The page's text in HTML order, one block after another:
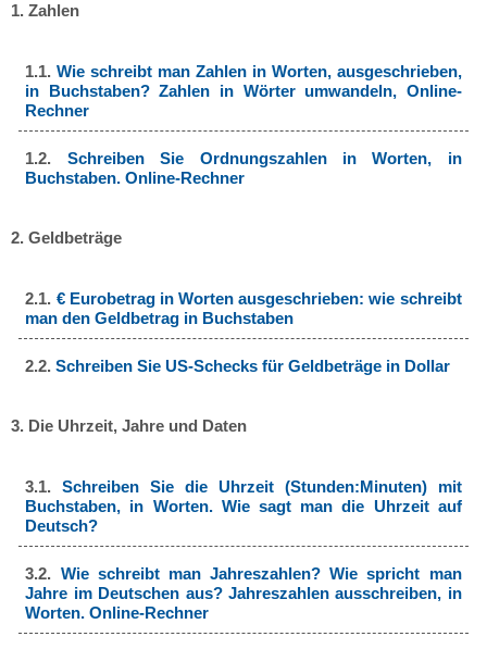
1. Zahlen
1.1.Wie schreibt man Zahlen in Worten, ausgeschrieben,
in Buchstaben? Zahlen in Wörter umwandeln, Online-
Rechner
1.2. Schreiben Sie Ordnungszahlen in Worten, in
Buchstaben. Online-Rechner
2. Geldbeträge
2.1. € Eurobetrag in Worten ausgeschrieben: wie schreibt
man den Geldbetrag in Buchstaben
2.2.Schreiben Sie US-Schecks für Geldbeträge in Dollar
3. Die Uhrzeit, Jahre und Daten
3.1.Schreiben Sie die Uhrzeit (Stunden:Minuten) mit
Buchstaben, in Worten. Wie sagt man die Uhrzeit auf
Deutsch?
3.2. Wie schreibt man Jahreszahlen? Wie spricht man
Jahre im Deutschen aus? Jahreszahlen ausschreiben, in
Worten. Online-Rechner